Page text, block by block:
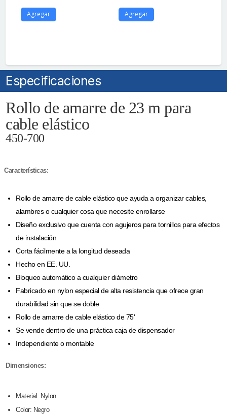
Agregar Agregar
Especificaciones
Rollo de amarre de 23 m para
cable elástico
450-700
Rollo de amarre de cable elástico que ayuda a organizar cables,
alambres o cualquier cosa que necesite enrollarse
Diseño exclusivo que cuenta con agujeros para tornillos para efectos
de instalación
Corta fácilmente a la longitud deseada
Hecho en EE. UU.
Bloqueo automático a cualquier diámetro
Fabricado en nylon especial de alta resistencia que ofrece gran
durabilidad sin que se doble
Rollo de amarre de cable elástico de 75'
Se vende dentro de una práctica caja de dispensador
Independiente o montable
Dimensiones:
Material: Nylon
Color: Negro